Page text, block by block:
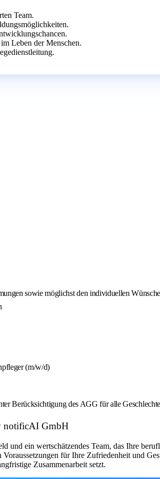
Team.
Leben der Menschen.
sowie möglichst den individuellen
(m/w/d)
Berücksichtigung des AGG für alle
notificAI GmbH
und ein wertschätzendes Team, das Ihre
für Ihre Zufriedenheit und
Zusammenarbeit setzt.